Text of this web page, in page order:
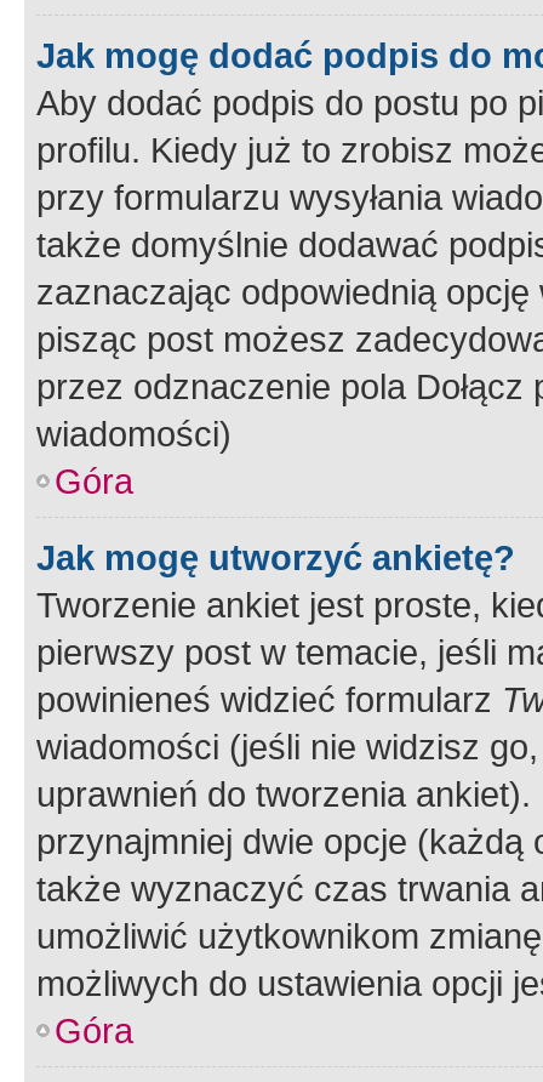
Jak mogę dodać podpis do
Aby dodać podpis do postu po
profilu. Kiedy już to zrobisz
przy formularzu wysyłania
także domyślnie dodawać
zaznaczając odpowiednią
pisząc post możesz
przez odznaczenie pola
wiadomości)
Góra
Jak mogę utworzyć ankietę?
Tworzenie ankiet jest proste,
pierwszy post w temacie, jeśli
powinieneś widzieć formularz
wiadomości (jeśli nie widzisz
uprawnień do tworzenia
przynajmniej dwie opcje
także wyznaczyć czas trwania
umożliwić użytkownikom
możliwych do ustawienia opcji
Góra